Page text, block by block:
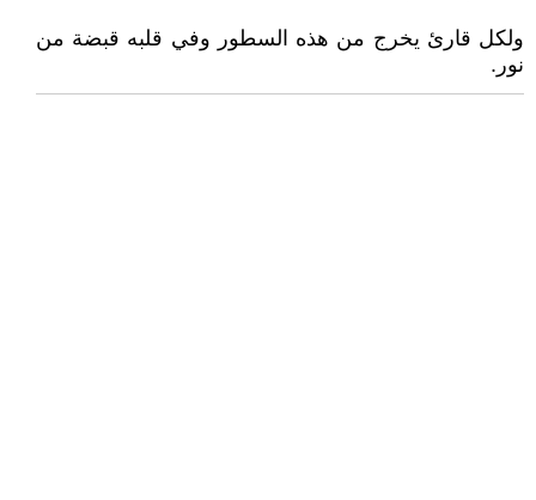
ولكل قارئ يخرج من هذه السطور وفي قلبه قبضة من
نور.